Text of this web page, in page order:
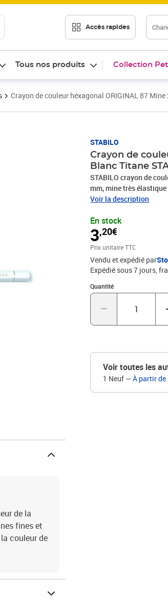
Accès rapides
Tous nos produits Collection
Crayon de couleur héxagonal ORIGINAL 87
STABILO
Crayon de
Blanc Titane
STABILO crayon de
mm, mine très
résis- tance à la
Voir la description
En stock
3,20€
Prix 3,20€
Prix unitaire TTC
Vendu et expédié par
Expédié sous 7 jours,
Quantité
Quantité : 1
Voir toutes les
1 Neuf —À partir de
de la
fines et
couleur de